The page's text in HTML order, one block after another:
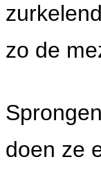
zo de
doen ze